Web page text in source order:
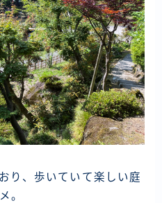
り、歩いていて楽しい庭
。